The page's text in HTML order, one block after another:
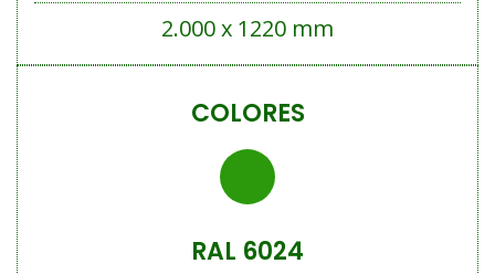
2.000 x 1220 mm
COLORES
RAL 6024